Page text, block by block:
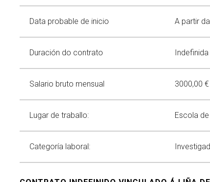
Data probable de inicio A partir
Duración do contrato Indefinida
Salario bruto mensual 3000,00
Lugar de traballo: Escola
Categoría laboral: